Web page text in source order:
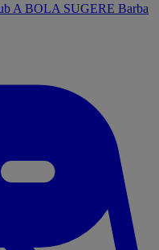
A BOLA SUGERE Barba